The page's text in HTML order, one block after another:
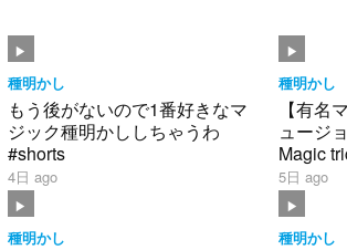
種明かし
もう後がないので1番好きなマ
ジック種明かししちゃうわ
#shorts
4日 ago
種明かし
【有名
ュージ
Magic
5日 ago
種明かし 種明かし